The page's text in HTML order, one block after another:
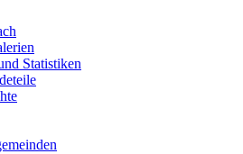
Statistiken